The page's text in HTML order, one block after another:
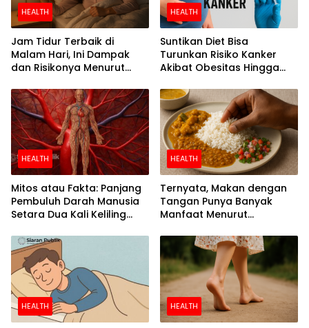
HEALTH
Jam Tidur Terbaik di
Malam Hari, Ini Dampak
dan Risikonya Menurut
HEALTH
Suntikan Diet Bisa
Turunkan Risiko Kanker
Akibat Obesitas Hingga
HEALTH
Mitos atau Fakta: Panjang
Pembuluh Darah Manusia
Setara Dua Kali Keliling
HEALTH
Ternyata, Makan dengan
Tangan Punya Banyak
Manfaat Menurut
HEALTH HEALTH